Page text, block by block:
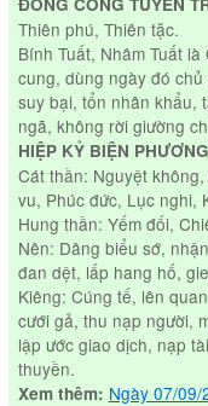
Thiên phú, Thiên tặc.
Bính Tuất, Nhâm Tuất
cung, dùng ngày đó
suy bại, tổn nhân khẩu,
ngã, không rời giường
HIỆP KỶ BIỆN
Cát thần: Nguyệt
vu, Phúc đức, Lục nghi,
Hung thần: Yếm đối,
Nên: Dâng biểu sớ,
đan dệt, lấp hang hố,
Kiêng: Cúng tế, lên
cưới gả, thu nạp người,
lập ước giao dịch, nạp
thuyền.
Xem thêm: Ngày 07/09/